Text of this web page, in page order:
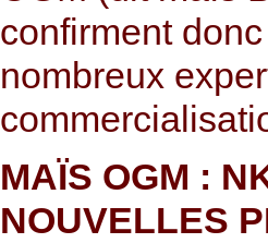
confirment
nombreux
MAÏS OGM :
NOUVELLES